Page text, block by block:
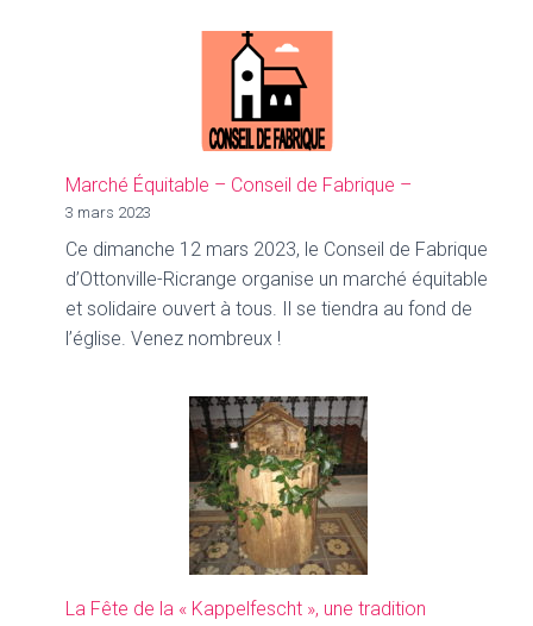
Marché Équitable – Conseil de Fabrique –
3 mars 2023
Ce dimanche 12 mars 2023, le Conseil de Fabrique
d’Ottonville-Ricrange organise un marché équitable
et solidaire ouvert à tous. Il se tiendra au fond de
l’église. Venez nombreux !
La Fête de la « Kappelfescht », une tradition